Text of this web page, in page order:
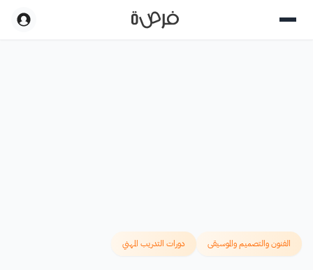
الفنون والتصميم والموسيقى دورات التدريب المهني